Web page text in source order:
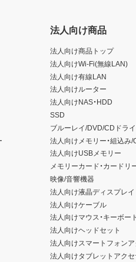
法人向け商品
法人向け商品トップ
法人向けWi-Fi(無線LAN)
法人向け有線LAN
法人向けルーター
法人向けNAS・HDD
SSD
ブルーレイ/DVD/CDドラ
法人向けメモリー・組込み/
法人向けUSBメモリー
メモリーカード・カードリ
映像/音響機器
法人向け液晶ディスプレイ
法人向けケーブル
法人向けマウス・キーボー
法人向けヘッドセット
法人向けスマートフォン
法人向けタブレットアク